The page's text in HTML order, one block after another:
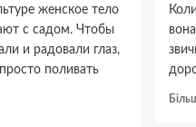
женское тело
с садом. Чтобы
и радовали глаз,
поливать